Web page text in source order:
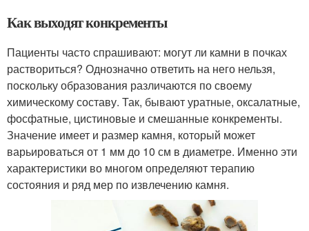
Как выходят конкременты
Пациенты часто спрашивают: могут ли камни в почках
раствориться? Однозначно ответить на него нельзя,
поскольку образования различаются по своему
химическому составу. Так, бывают уратные, оксалатные,
фосфатные, цистиновые и смешанные конкременты.
Значение имеет и размер камня, который может
варьироваться от 1 мм до 10 см в диаметре. Именно эти
характеристики во многом определяют терапию
состояния и ряд мер по извлечению камня.